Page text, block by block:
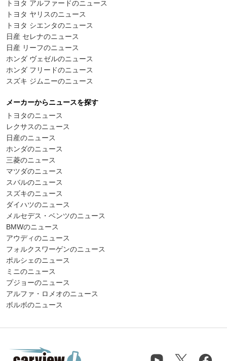
トヨタ アルファードのニュース
トヨタ ヤリスのニュース
トヨタ シエンタのニュース
日産 セレナのニュース
日産 リーフのニュース
ホンダ ヴェゼルのニュース
ホンダ フリードのニュース
スズキ ジムニーのニュース
メーカーからニュースを探す
トヨタのニュース
レクサスのニュース
日産のニュース
ホンダのニュース
三菱のニュース
マツダのニュース
スバルのニュース
スズキのニュース
ダイハツのニュース
メルセデス・ベンツのニュース
BMWのニュース
アウディのニュース
フォルクスワーゲンのニュース
ポルシェのニュース
ミニのニュース
プジョーのニュース
アルファ・ロメオのニュース
ボルボのニュース